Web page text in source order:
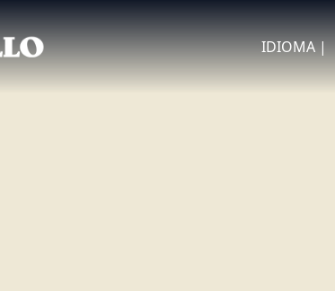
IDIOMA |